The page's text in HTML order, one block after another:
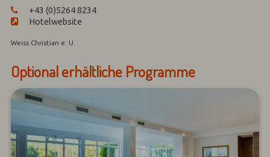
+43 (0)5264 8234
Hotelwebsite
Weiss Christian e. U.
Optional erhältliche Programme